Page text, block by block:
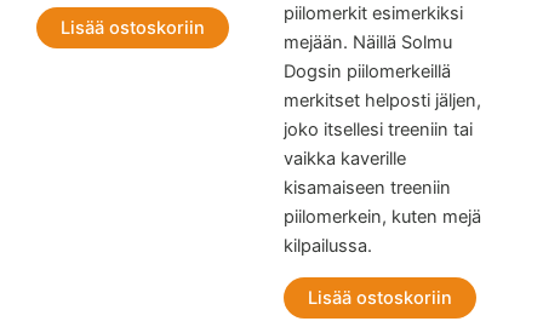
Lisää ostoskoriin
piilomerkit esimerkiksi
mejään. Näillä Solmu
Dogsin piilomerkeillä
merkitset helposti jäljen,
joko itsellesi treeniin tai
vaikka kaverille
kisamaiseen treeniin
piilomerkein, kuten mejä
kilpailussa.
Lisää ostoskoriin